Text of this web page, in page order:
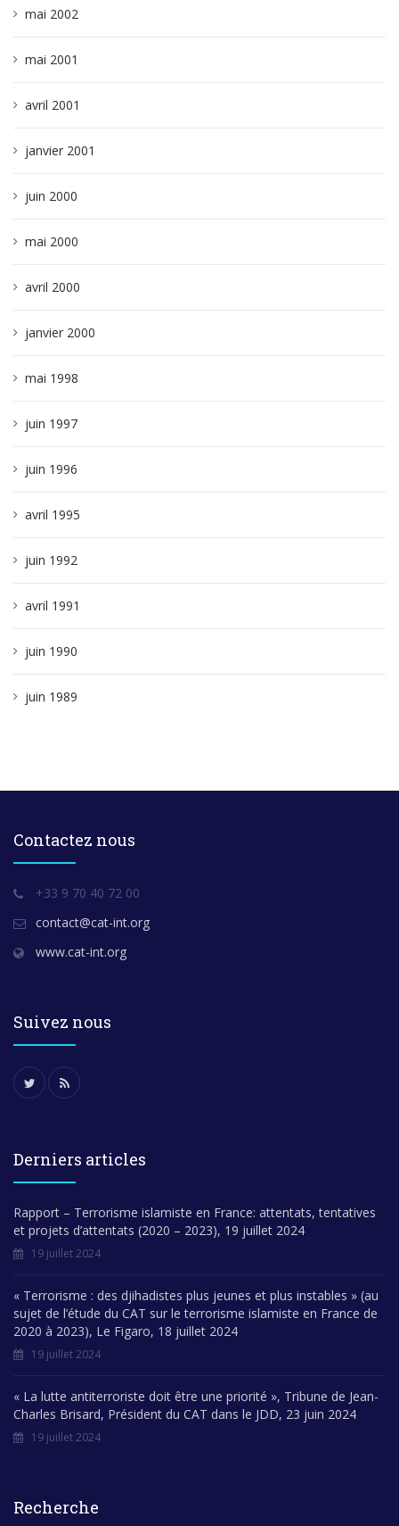
mai 2002
mai 2001
avril 2001
janvier 2001
juin 2000
mai 2000
avril 2000
janvier 2000
mai 1998
juin 1997
juin 1996
avril 1995
juin 1992
avril 1991
juin 1990
juin 1989
Contactez nous
+33 9 70 40 72 00
contact@cat-int.org
www.cat-int.org
Suivez nous
Derniers articles
Rapport – Terrorisme islamiste en France: attentats, tentatives
et projets d’attentats (2020 – 2023), 19 juillet 2024
19 juillet 2024
« Terrorisme : des djihadistes plus jeunes et plus instables » (au
sujet de l’étude du CAT sur le terrorisme islamiste en France de
2020 à 2023), Le Figaro, 18 juillet 2024
19 juillet 2024
« La lutte antiterroriste doit être une priorité », Tribune de Jean-
Charles Brisard, Président du CAT dans le JDD, 23 juin 2024
19 juillet 2024
Recherche